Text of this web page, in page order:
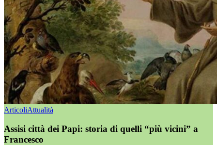
ArticoliAttualità
Assisi città dei Papi: storia di quelli “più vicini” a
Francesco